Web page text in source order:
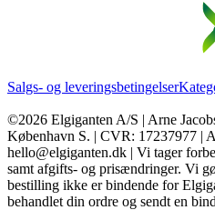
Salgs- og leveringsbetingelser
©2026 Elgiganten A/S | Arne
København S. | CVR: 17237977 |
hello@elgiganten.dk | Vi tager
samt afgifts- og prisændringer. Vi
bestilling ikke er bindende for
behandlet din ordre og sendt en